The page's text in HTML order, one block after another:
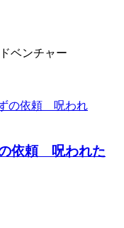
ベンチャー
依頼 呪われた